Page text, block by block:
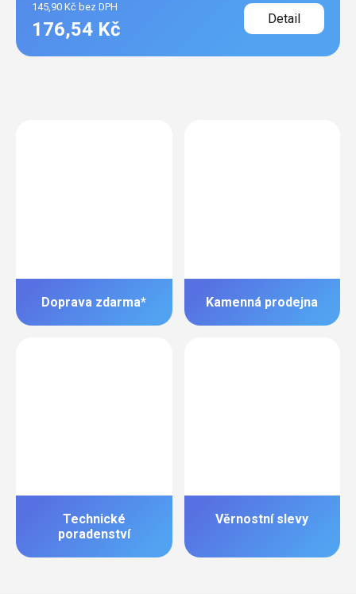
145,90 Kč bez DPH
176,54 Kč Detail
Doprava zdarma* Kamenná prodejna
Technické
poradenství
Věrnostní slevy